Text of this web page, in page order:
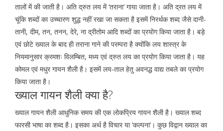
तालों में की जाती है। अति द्रुत लय में ‘तराना’ गाया जाता है। अति द्रत लय में
चूंकि शब्दों का उच्चारण शुद्ध नहीं रखा जा सकता है इसमें निरर्थक शब्द जैसे दानी-
तानी, दीम, तन, तनन, देरे, ना द्रीतोम आदि शब्दों का प्रयोग किया जाता है। बड़े
एवं छोटे ख्याल के बाद ही तराना गाने की परम्परा है क्योंकि लय शास्त्र के
नियमानुसार क्रमशः विलम्बित, मध्य एवं द्रुत लय का प्रयोग किया जाता है। यह
कोमल एवं मधुर गायन शैली है। इसमें लय-ताल हेतु अवनद्ध वाद्य तबले का प्रयोग
किया जाता है।
ख्याल गायन शैली क्या है?
ख्याल गायन शैली आधुनिक समय की एक लोकप्रिय गायन शैली है। ख्याल शब्द
फारसी भाषा का शब्द है। इसका अर्थ है विचार या ‘कल्पना’। कुछ विद्वान ख्याल का